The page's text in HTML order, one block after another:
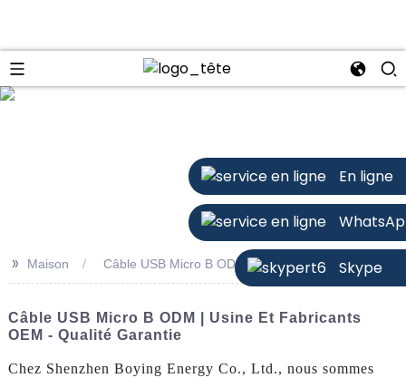
En ligne
Skype
>> Maison Câble USB Micro B ODM
Câble USB Micro B ODM | Usine Et Fabricants
OEM - Qualité Garantie
Chez Shenzhen Boying Energy Co., Ltd., nous sommes